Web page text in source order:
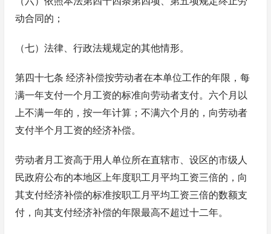
动合同的；
（七）法律、行政法规规定的其他情形。
第四十七条 经济补偿按劳动者在本单位工作的年限，每
满一年支付一个月工资的标准向劳动者支付。六个月以
上不满一年的，按一年计算；不满六个月的，向劳动者
支付半个月工资的经济补偿。
劳动者月工资高于用人单位所在直辖市、设区的市级人
民政府公布的本地区上年度职工月平均工资三倍的，向
其支付经济补偿的标准按职工月平均工资三倍的数额支
付，向其支付经济补偿的年限最高不超过十二年。